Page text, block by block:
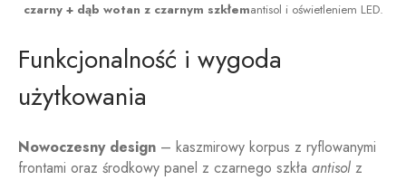
czarny + dąb wotan z czarnym szkłemantisol i oświetleniem LED.
Funkcjonalność i wygoda
użytkowania
Nowoczesny design – kaszmirowy korpus z ryflowanymi
frontami oraz środkowy panel z czarnego szkła antisol z